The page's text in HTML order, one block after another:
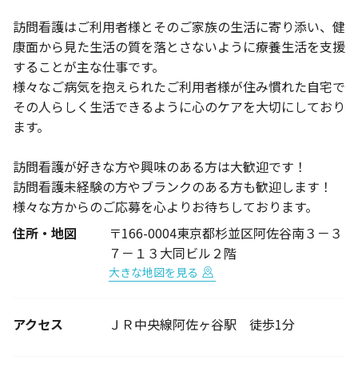
訪問看護はご利用者様とそのご家族の生活に寄り添い、健
康面から見た生活の質を落とさないように療養生活を支援
することが主な仕事です。
様々なご病気を抱えられたご利用者様が住み慣れた自宅で
その人らしく生活できるように心のケアを大切にしており
ます。
訪問看護が好きな方や興味のある方は大歓迎です！
訪問看護未経験の方やブランクのある方も歓迎します！
様々な方からのご応募を心よりお待ちしております。
住所・地図
〒166-0004東京都杉並区阿佐谷南３－３
７－１３大同ビル２階
大きな地図を見る
アクセス ＪＲ中央線阿佐ヶ谷駅 徒歩1分